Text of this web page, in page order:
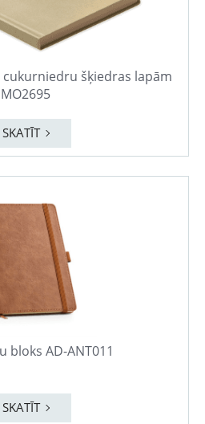
šķiedras lapām
MO2695
SKATĪT
bloks AD-ANT011
SKATĪT